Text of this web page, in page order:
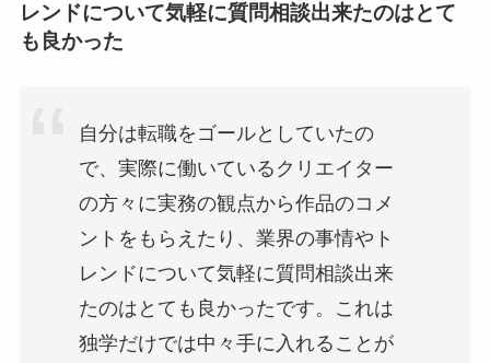
レンドについて気軽に質問相談出来たのはとて
も良かった
自分は転職をゴールとしていたの
で、実際に働いているクリエイター
の方々に実務の観点から作品のコメ
ントをもらえたり、業界の事情やト
レンドについて気軽に質問相談出来
たのはとても良かったです。これは
独学だけでは中々手に入れることが